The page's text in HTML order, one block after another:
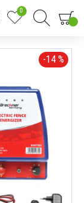
0
-14 %